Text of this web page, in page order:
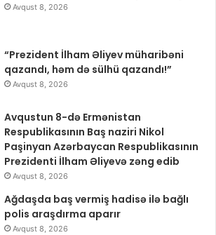
Avqust 8, 2026
“Prezident İlham Əliyev müharibəni
qazandı, həm də sülhü qazandı!”
Avqust 8, 2026
Avqustun 8-də Ermənistan
Respublikasının Baş naziri Nikol
Paşinyan Azərbaycan Respublikasının
Prezidenti İlham Əliyevə zəng edib
Avqust 8, 2026
Ağdaşda baş vermiş hadisə ilə bağlı
polis araşdırma aparır
Avqust 8, 2026